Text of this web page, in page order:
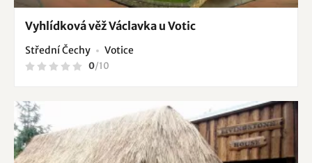
Vyhlídková věž Václavka u Votic
Střední Čechy Votice
0/10